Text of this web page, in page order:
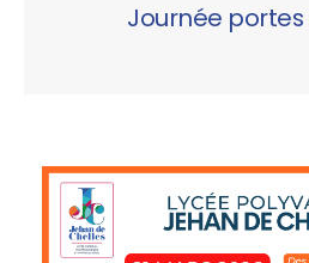
Journée